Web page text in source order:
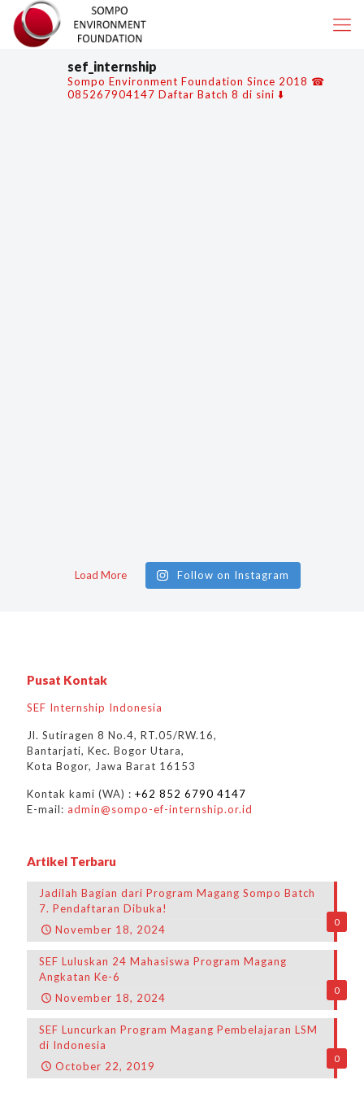
sef_internship
Sompo Environment Foundation Since 2018 ☎
085267904147 Daftar Batch 8 di sini ⬇️
Load More Follow on Instagram
Pusat Kontak
SEF Internship Indonesia
Jl. Sutiragen 8 No.4, RT.05/RW.16,
Bantarjati, Kec. Bogor Utara,
Kota Bogor, Jawa Barat 16153
Kontak kami (WA) : +62 852 6790 4147
E-mail: admin@sompo-ef-internship.or.id
Artikel Terbaru
0
Jadilah Bagian dari Program Magang Sompo Batch
7. Pendaftaran Dibuka!
November 18, 2024
0
SEF Luluskan 24 Mahasiswa Program Magang
Angkatan Ke-6
November 18, 2024
0
SEF Luncurkan Program Magang Pembelajaran LSM
di Indonesia
October 22, 2019